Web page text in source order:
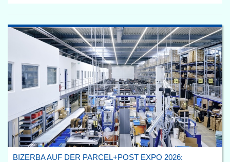
BIZERBA AUF DER PARCEL+POST EXPO 2026: